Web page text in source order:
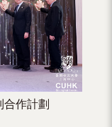
合作計劃